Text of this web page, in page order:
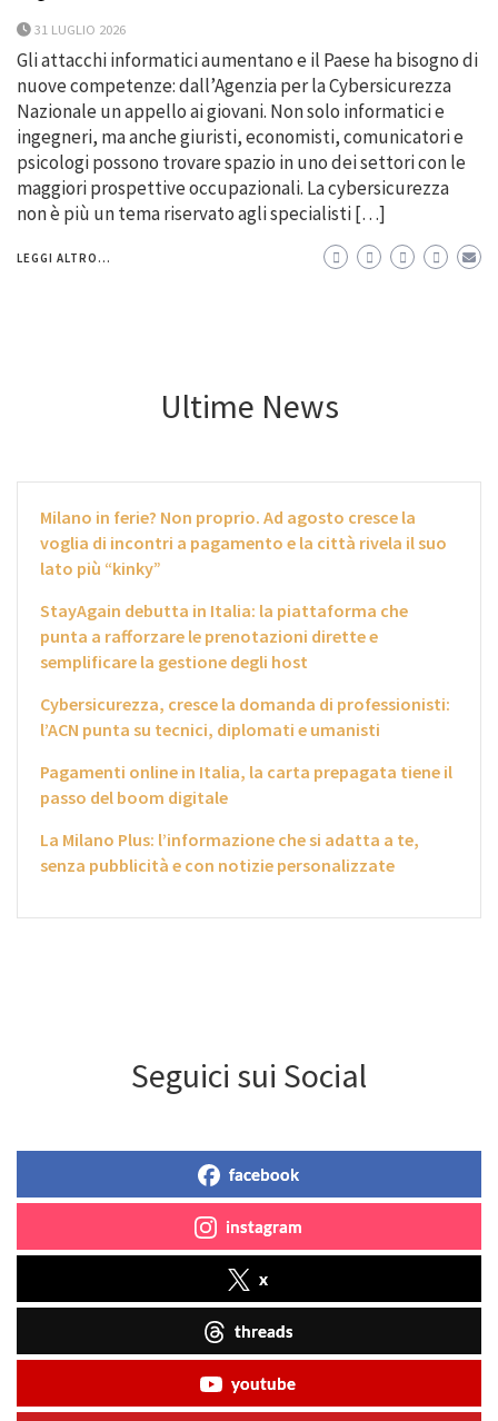
31 LUGLIO 2026
Gli attacchi informatici aumentano e il Paese ha bisogno di
nuove competenze: dall’Agenzia per la Cybersicurezza
Nazionale un appello ai giovani. Non solo informatici e
ingegneri, ma anche giuristi, economisti, comunicatori e
psicologi possono trovare spazio in uno dei settori con le
maggiori prospettive occupazionali. La cybersicurezza
non è più un tema riservato agli specialisti […]
LEGGI ALTRO...
Ultime News
Milano in ferie? Non proprio. Ad agosto cresce la
voglia di incontri a pagamento e la città rivela il suo
lato più “kinky”
StayAgain debutta in Italia: la piattaforma che
punta a rafforzare le prenotazioni dirette e
semplificare la gestione degli host
Cybersicurezza, cresce la domanda di professionisti:
l’ACN punta su tecnici, diplomati e umanisti
Pagamenti online in Italia, la carta prepagata tiene il
passo del boom digitale
La Milano Plus: l’informazione che si adatta a te,
senza pubblicità e con notizie personalizzate
Seguici sui Social
facebook
instagram
x
threads
youtube